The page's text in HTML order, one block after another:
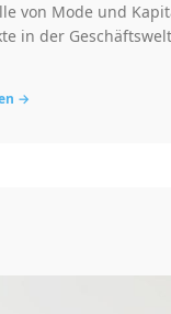
von Mode und
in der Geschäftswelt
→